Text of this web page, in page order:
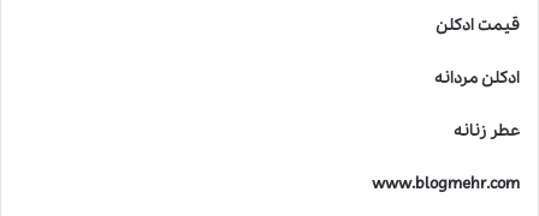
قیمت ادکلن
ادکلن مردانه
عطر زنانه
www.blogmehr.com